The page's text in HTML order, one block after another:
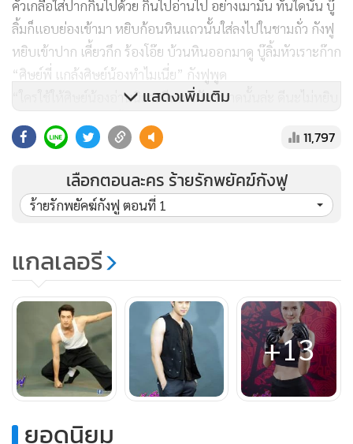
คั่วเกลือใส่ปากกินไปด้วย กินไปอ่านไป อย่างเมามัน ทันใดนั้น บู๊
ลิ้มก็แอบย่องเข้ามา หยิบก้อนหินแถวนั้นใส่ลงไปในชามถั่ว กังฟู
หยิบเข้าปาก เคี้ยวกึก ร้องโอ๊ย บ้วนหินออกมาดู บู๊ลิ้มหัวเราะก๊าก
“ศิษย์พี่ แกล้งศิษย์น้องทำไมเนี่ย” กังฟูพูด
“ใครใช้ให้ศิษย์น้องอ่านนิยายจีนเมามันขนาดนั้นล่ะ ดีนะไม่หยิบ
กังฟูยิ้มแหยๆ ก่อนตอบ “ก็อ่านแล้วมันมันส์นี่นา ศิษย์น้องอยาก
เข่นฆ่าพวกอธรรม พิทักษ์สาวงามผู้สูงส่ง วะ วะ ว้าว” เมื่อพูดจบ
ก็เก๊กท่าจอมยุทธ หันมาหาบู๊ลิ้ม ประสานมือคารวะ
บู๊ลิ้มรับมุข ประสานมือตอบ “คำสอนสั่งมิกล้าใช้ เพียงแต่มีเรื่อง
เล็กน้อยมาบอก”
“เชิญท่าน ข้าพเจ้าล้างหูรอรับฟัง”
“บัดนี้เวลาสิบโมงแล้ว ได้เวลาทำงานของท่านจอมยุทธแล้ว”
กังฟูชะงัก หันขวับไปดูนาฬิกาที่ฝาห้อง “เหยย”
เสียงเพลงสนุกๆดังขึ้น
ถนนมีรถหกล้อคันเล็กๆน่ารักๆที่ดัดแปลงตกแต่งเป็น ร้านขายติ่
แสดงเพิ่มเติม
11,797
เลือกตอนละคร ร้ายรักพยัคฆ์กังฟู
ร้ายรักพยัคฆ์กังฟู ตอนที่ 1
แกลเลอรี
+13
ยอดนิยม